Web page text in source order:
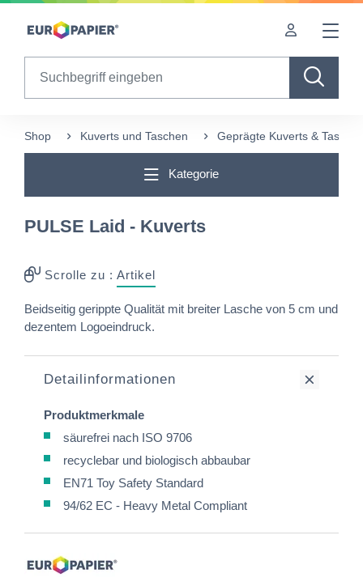
Table Of Content
Diese Produkte könnten Sie auch interessieren
Shop Kuverts und Taschen Geprägte Kuverts &
Kategorie
PULSE Laid - Kuverts
Scrolle zu : Artikel
Beidseitig gerippte Qualität mit breiter Lasche von 5 cm und
dezentem Logoeindruck.
Detailinformationen
Produktmerkmale
säurefrei nach ISO 9706
recyclebar und biologisch abbaubar
EN71 Toy Safety Standard
94/62 EC - Heavy Metal Compliant